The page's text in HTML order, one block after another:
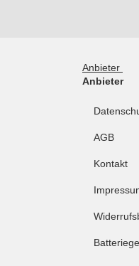
Anbieter
Anbieter
AGB
Kontakt